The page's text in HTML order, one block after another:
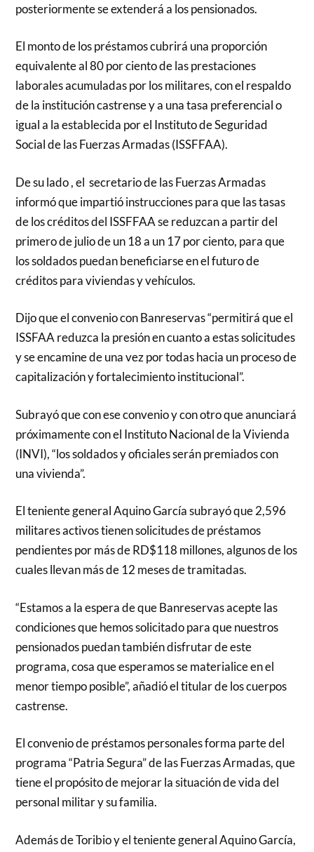
posteriormente se extenderá a los pensionados.
El monto de los préstamos cubrirá una proporción
equivalente al 80 por ciento de las prestaciones
laborales acumuladas por los militares, con el respaldo
de la institución castrense y a una tasa preferencial o
igual a la establecida por el Instituto de Seguridad
Social de las Fuerzas Armadas (ISSFFAA).
De su lado , el secretario de las Fuerzas Armadas
informó que impartió instrucciones para que las tasas
de los créditos del ISSFFAA se reduzcan a partir del
primero de julio de un 18 a un 17 por ciento, para que
los soldados puedan beneficiarse en el futuro de
créditos para viviendas y vehículos.
Dijo que el convenio con Banreservas “permitirá que el
ISSFAA reduzca la presión en cuanto a estas solicitudes
y se encamine de una vez por todas hacia un proceso de
capitalización y fortalecimiento institucional”.
Subrayó que con ese convenio y con otro que anunciará
próximamente con el Instituto Nacional de la Vivienda
(INVI), “los soldados y oficiales serán premiados con
una vivienda”.
El teniente general Aquino García subrayó que 2,596
militares activos tienen solicitudes de préstamos
pendientes por más de RD$118 millones, algunos de los
cuales llevan más de 12 meses de tramitadas.
“Estamos a la espera de que Banreservas acepte las
condiciones que hemos solicitado para que nuestros
pensionados puedan también disfrutar de este
programa, cosa que esperamos se materialice en el
menor tiempo posible”, añadió el titular de los cuerpos
castrense.
El convenio de préstamos personales forma parte del
programa “Patria Segura” de las Fuerzas Armadas, que
tiene el propósito de mejorar la situación de vida del
personal militar y su familia.
Además de Toribio y el teniente general Aquino García,